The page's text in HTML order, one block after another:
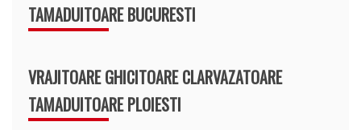
TAMADUITOARE BUCURESTI
VRAJITOARE GHICITOARE CLARVAZATOARE
TAMADUITOARE PLOIESTI